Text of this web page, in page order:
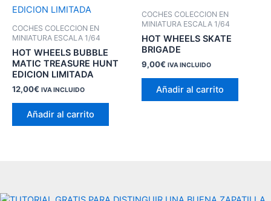
COCHES COLECCION EN
MINIATURA ESCALA 1/64
HOT WHEELS BUBBLE
MATIC TREASURE HUNT
EDICION LIMITADA
12,00€ IVA INCLUIDO
Añadir al carrito
COCHES COLECCION EN
MINIATURA ESCALA 1/64
HOT WHEELS SKATE
BRIGADE
9,00€ IVA INCLUIDO
Añadir al carrito